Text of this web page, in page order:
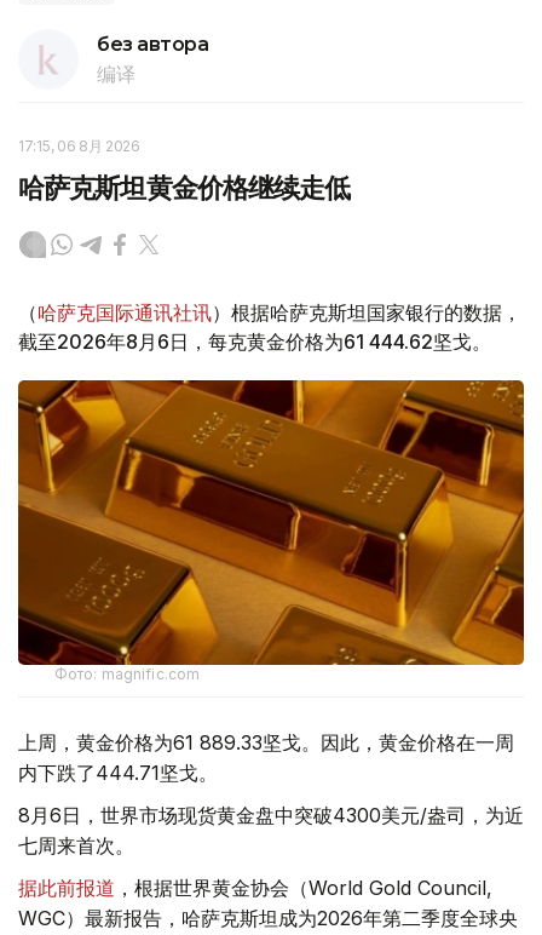
без автора
编译
17:15, 06 8月 2026
哈萨克斯坦黄金价格继续走低
（哈萨克国际通讯社讯）根据哈萨克斯坦国家银行的数据，
截至2026年8月6日，每克黄金价格为61 444.62坚戈。
Фото: magnific.com
上周，黄金价格为61 889.33坚戈。因此，黄金价格在一周
内下跌了444.71坚戈。
8月6日，世界市场现货黄金盘中突破4300美元/盎司，为近
七周来首次。
据此前报道 ，根据世界黄金协会（World Gold Council,
WGC）最新报告，哈萨克斯坦成为2026年第二季度全球央